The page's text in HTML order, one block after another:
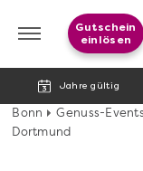
Jahre gültig
Gutschein
einlösen
Bonn Genuss-
Dortmund